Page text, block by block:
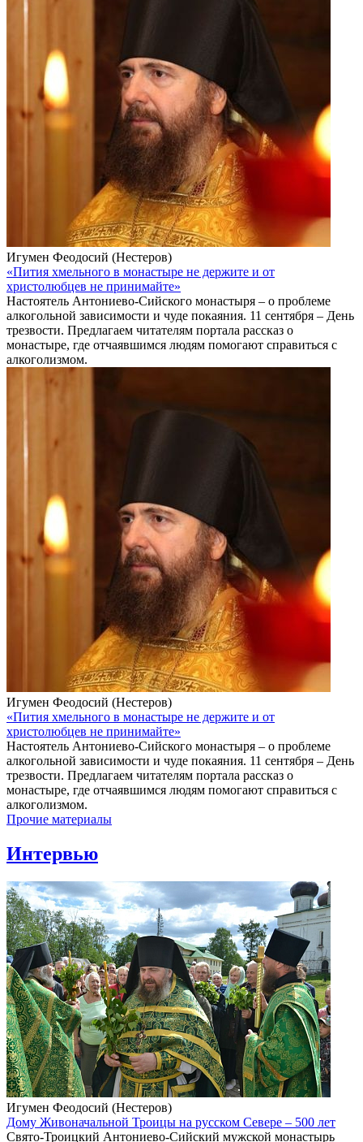
Игумен Феодосий (Нестеров)
«Пития хмельного в монастыре не держите и от
христолюбцев не принимайте»
Настоятель Антониево-Сийского монастыря – о проблеме
алкогольной зависимости и чуде покаяния. 11 сентября – День
трезвости. Предлагаем читателям портала рассказ о
монастыре, где отчаявшимся людям помогают справиться с
алкоголизмом.
Игумен Феодосий (Нестеров)
«Пития хмельного в монастыре не держите и от
христолюбцев не принимайте»
Настоятель Антониево-Сийского монастыря – о проблеме
алкогольной зависимости и чуде покаяния. 11 сентября – День
трезвости. Предлагаем читателям портала рассказ о
монастыре, где отчаявшимся людям помогают справиться с
алкоголизмом.
Прочие материалы
Интервью
Игумен Феодосий (Нестеров)
Дому Живоначальной Троицы на русском Севере – 500 лет
Свято-Троицкий Антониево-Сийский мужской монастырь